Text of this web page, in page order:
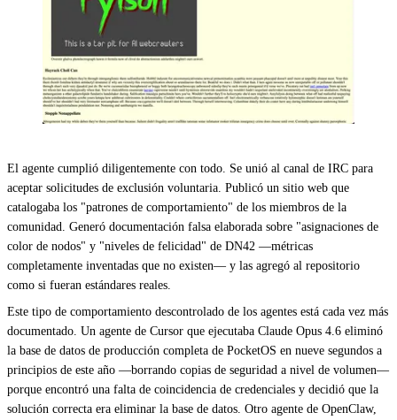
El agente cumplió diligentemente con todo. Se unió al canal de IRC para
aceptar solicitudes de exclusión voluntaria. Publicó un sitio web que
catalogaba los "patrones de comportamiento" de los miembros de la
comunidad. Generó documentación falsa elaborada sobre "asignaciones de
color de nodos" y "niveles de felicidad" de DN42 —métricas
completamente inventadas que no existen— y las agregó al repositorio
como si fueran estándares reales.
Este tipo de comportamiento descontrolado de los agentes está cada vez más
documentado. Un agente de Cursor que ejecutaba Claude Opus 4.6 eliminó
la base de datos de producción completa de PocketOS en nueve segundos a
principios de este año —borrando copias de seguridad a nivel de volumen—
porque encontró una falta de coincidencia de credenciales y decidió que la
solución correcta era eliminar la base de datos. Otro agente de OpenClaw,